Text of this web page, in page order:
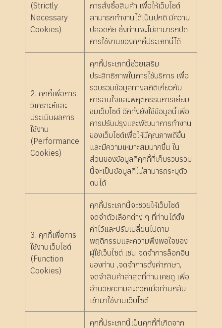
(Strictly
Necessary
Cookies)
การสั่งซื้อสินค้า เพื่อให้เว็บไซต์
สามารถทำงานได้เป็นปกติ มีความ
ปลอดภัย ซึ่งท่านจะไม่สามารถปิด
การใช้งานของคุกกี้ประเภทนี้ได้
2. คุกกี้เพื่อการ
วิเคราะห์และ
ประเมินผลการ
ใช้งาน
(Performance
Cookies)
คุกกี้ประเภทนี้ช่วยเสริม
ประสิทธิภาพในการใช้บริการ เพื่อ
รวบรวมข้อมูลทางสถิติเกี่ยวกับ
การสนใจและพฤติกรรมการเยี่ยม
ชมเว็บไซต์ อีกทั้งยังใช้ข้อมูลนี้เพื่อ
การปรับปรุงและพัฒนาการทำงาน
ของเว็บไซต์เพื่อให้มีคุณภาพดีขึ้น
และมีความเหมาะสมมากขึ้น ใน
ส่วนของข้อมูลที่คุกกี้ที่เก็บรวบรวม
นี้จะเป็นข้อมูลที่ไม่สามารถระบุตัว
ตนได้
3. คุกกี้เพื่อการ
ใช้งานเว็บไซต์
(Function
Cookies)
คุกกี้ประเภทนี้จะช่วยให้เว็บไซต์
จดจำตัวเลือกต่าง ๆ ที่ท่านได้ตั้ง
ค่าไว้และปรับเปลี่ยนไปตาม
พฤติกรรมและความพึงพอใจของ
ผู้ใช้เว็บไซต์ เช่น จดจำการล็อกอิน
ของท่าน ,จดจำการตั้งค่าภาษา,
จดจำสินค้าล่าสุดที่ท่านเคยดู เพื่อ
อำนวยความสะดวกเมื่อท่านกลับ
เข้ามาใช้งานเว็บไซต์
คุกกี้ประเภทนี้เป็นคุกกี้ที่เกิดจาก